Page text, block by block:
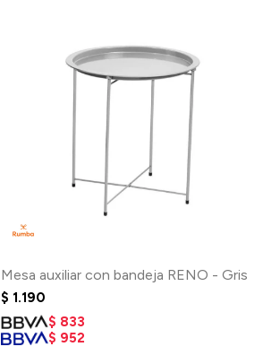
Mesa auxiliar con bandeja RENO - Gris
$ 1.190
$ 833
$ 952